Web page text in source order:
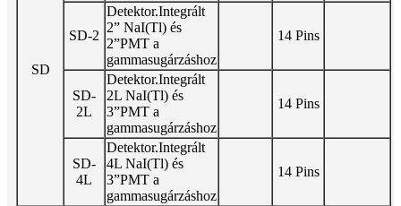
SD
SD-2
Detektor.Integrált
2” NaI(Tl) és
2”PMT a
gammasugárzáshoz
14 Pins
SD-
2L
Detektor.Integrált
2L NaI(Tl) és
3”PMT a
gammasugárzáshoz
14 Pins
SD-
4L
Detektor.Integrált
4L NaI(Tl) és
3”PMT a
gammasugárzáshoz
14 Pins